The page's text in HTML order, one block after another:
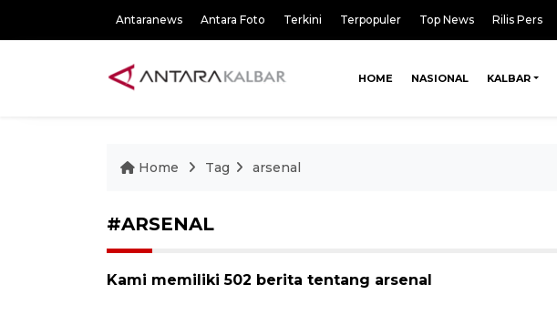
Antaranews Antara Foto Terkini Terpopuler Top News Rilis Pers
HOME NASIONAL KALBAR
Home Tag arsenal
#ARSENAL
Kami memiliki 502 berita tentang arsenal